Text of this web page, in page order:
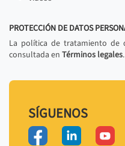
PROTECCIÓN DE DATOS
La política de tratamiento de
consultada en Términos legales.
SÍGUENOS